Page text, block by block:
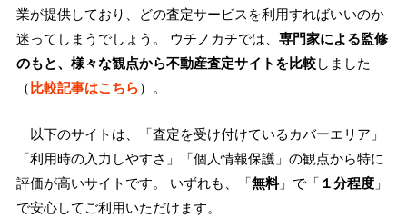
業が提供しており、どの査定サービスを利用すればいいのか
迷ってしまうでしょう。 ウチノカチでは、 専門家による監修
のもと、様々な観点から不動産査定サイトを比較しました
（比較記事はこちら）。
以下のサイトは、「査定を受け付けているカバーエリア」
「利用時の入力しやすさ」「個人情報保護」の観点から特に
評価が高いサイトです。 いずれも、「無料」で「 １分程度 」
で安心してご利用いただけます。